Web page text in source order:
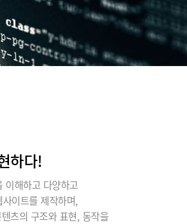
하다!
이해하고 다양하고
이트를 제작하며,
츠의 구조와 표현, 동작을